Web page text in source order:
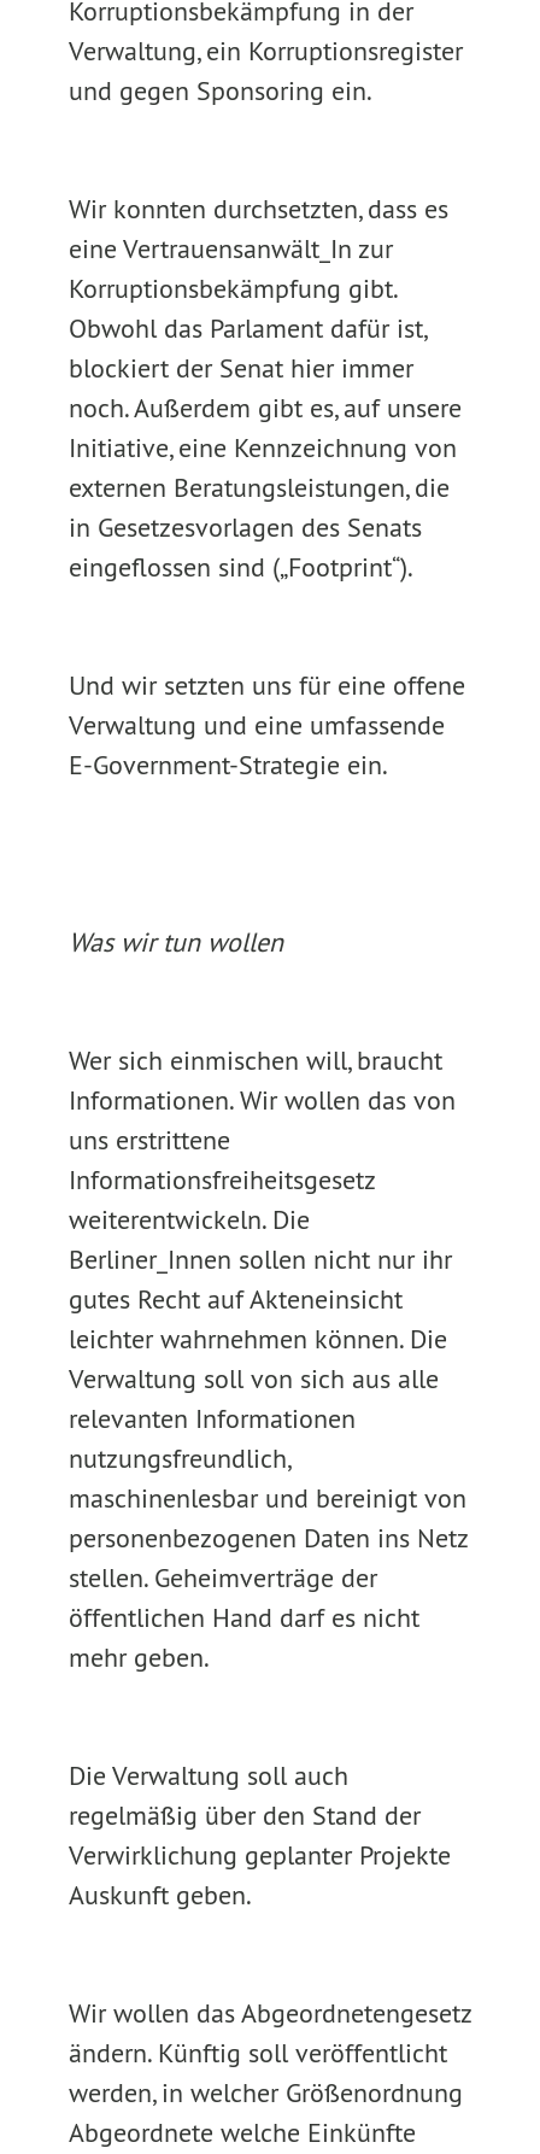
Korruptionsbekämpfung in der
Verwaltung, ein Korruptionsregister
und gegen Sponsoring ein.
Wir konnten durchsetzten, dass es
eine Vertrauensanwält_In zur
Korruptionsbekämpfung gibt.
Obwohl das Parlament dafür ist,
blockiert der Senat hier immer
noch. Außerdem gibt es, auf unsere
Initiative, eine Kennzeichnung von
externen Beratungsleistungen, die
in Gesetzesvorlagen des Senats
eingeflossen sind („Footprint“).
Und wir setzten uns für eine offene
Verwaltung und eine umfassende
E-Government-Strategie ein.
Was wir tun wollen
Wer sich einmischen will, braucht
Informationen. Wir wollen das von
uns erstrittene
Informationsfreiheitsgesetz
weiterentwickeln. Die
Berliner_Innen sollen nicht nur ihr
gutes Recht auf Akteneinsicht
leichter wahrnehmen können. Die
Verwaltung soll von sich aus alle
relevanten Informationen
nutzungsfreundlich,
maschinenlesbar und bereinigt von
personenbezogenen Daten ins Netz
stellen. Geheimverträge der
öffentlichen Hand darf es nicht
mehr geben.
Die Verwaltung soll auch
regelmäßig über den Stand der
Verwirklichung geplanter Projekte
Auskunft geben.
Wir wollen das Abgeordnetengesetz
ändern. Künftig soll veröffentlicht
werden, in welcher Größenordnung
Abgeordnete welche Einkünfte